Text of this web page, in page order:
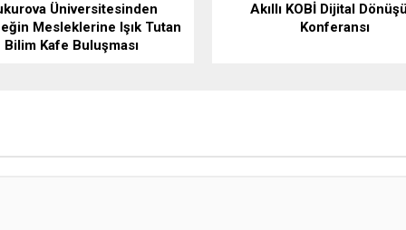
Üniversitesinden
Mesleklerine Işık Tutan
Bilim Kafe Buluşması
Akıllı KOBİ Dijital
Konferansı